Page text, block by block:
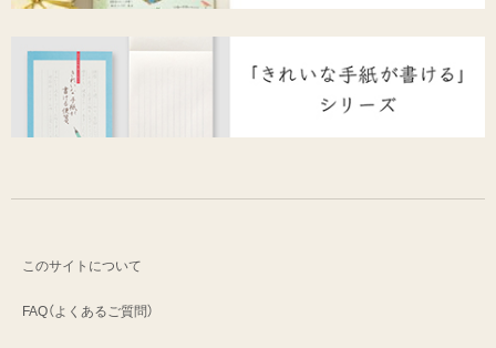
このサイトについて
FAQ（よくあるご質問）